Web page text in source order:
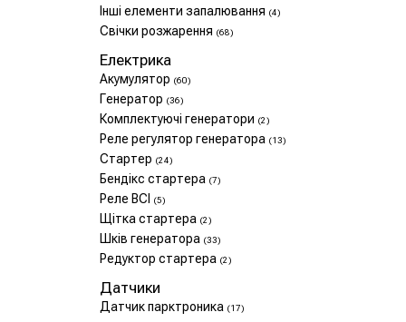
Інші елементи запалювання (4)
Свічки розжарення (68)
Електрика
Акумулятор (60)
Генератор (36)
Комплектуючі генератори (2)
Реле регулятор генератора (13)
Стартер (24)
Бендікс стартера (7)
Реле ВСІ (5)
Щітка стартера (2)
Шків генератора (33)
Редуктор стартера (2)
Датчики
Датчик парктроника (17)